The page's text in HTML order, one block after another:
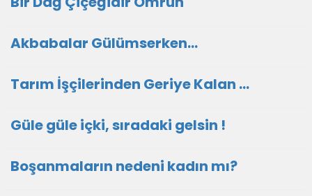
Akbabalar Gülümserken…
Tarım İşçilerinden Geriye Kalan …
Güle güle içki, sıradaki gelsin !
Boşanmaların nedeni kadın mı?